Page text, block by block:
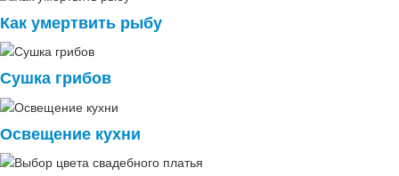
Как умертвить рыбу
Сушка грибов
Освещение кухни